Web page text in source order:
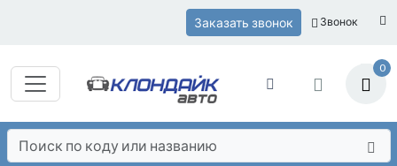
Заказать звонок Звонок
0